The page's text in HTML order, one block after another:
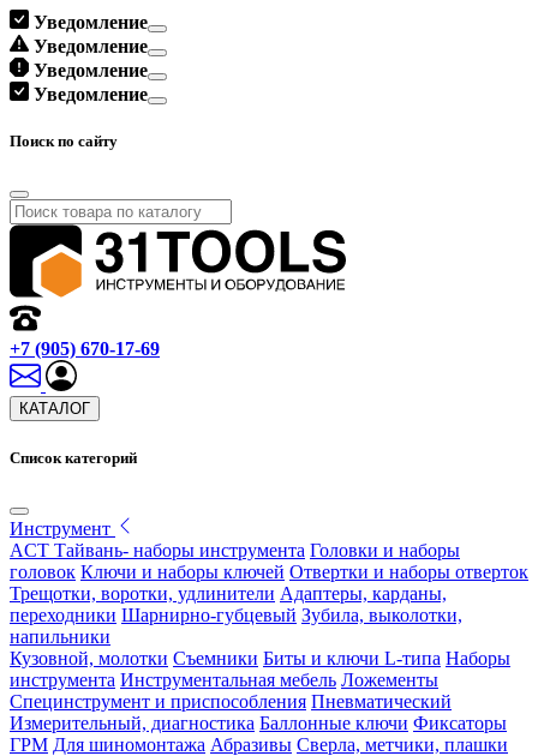
Уведомление
Уведомление
Уведомление
Уведомление
Поиск по сайту
+7 (905) 670-17-69
КАТАЛОГ
Список категорий
Инструмент
ACT Тайвань- наборы инструмента Головки и наборы
головок Ключи и наборы ключей Отвертки и наборы отверток
Трещотки, воротки, удлинители Адаптеры, карданы,
переходники Шарнирно-губцевый Зубила, выколотки,
напильники
Кузовной, молотки Съемники Биты и ключи L-типа Наборы
инструмента Инструментальная мебель Ложементы
Специнструмент и приспособления Пневматический
Измерительный, диагностика Баллонные ключи Фиксаторы
ГРМ Для шиномонтажа Абразивы Сверла, метчики, плашки